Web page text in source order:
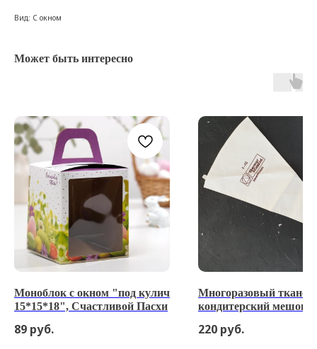
Вид: С окном
Может быть интересно
Моноблок с окном "под кулич
15*15*18", Счастливой Пасхи
89 руб.
Многоразовый
кондитерский мешок с
220 руб.